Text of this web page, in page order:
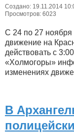
Создано: 19.11.2014
Просмотров: 6023
С 24 по 27 ноября
движение на
действовать с
«Холмогоры»
изменениях
В